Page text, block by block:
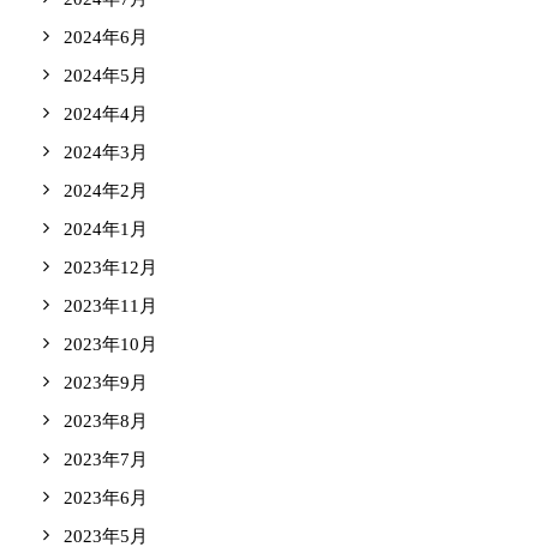
2024年6月
2024年5月
2024年4月
2024年3月
2024年2月
2024年1月
2023年12月
2023年11月
2023年10月
2023年9月
2023年8月
2023年7月
2023年6月
2023年5月